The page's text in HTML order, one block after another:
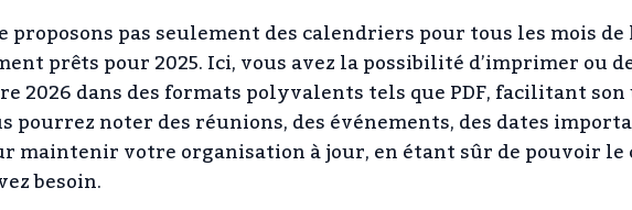
proposons pas seulement des calendriers pour tous les mois de
prêts pour 2025. Ici, vous avez la possibilité d’imprimer ou
2026 dans des formats polyvalents tels que PDF, facilitant
pourrez noter des réunions, des événements, des dates
maintenir votre organisation à jour, en étant sûr de pouvoir
besoin.